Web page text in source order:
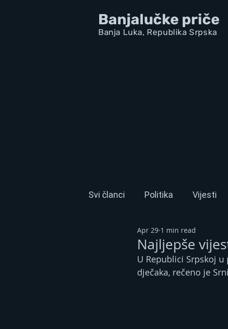
Banjalučke priče
Banja Luka, Republika Srpska
Svi članci Politika Vijesti
Najljepše
Apr 29 1 min read
U Republici Srpskoj
dječaka, rečeno je